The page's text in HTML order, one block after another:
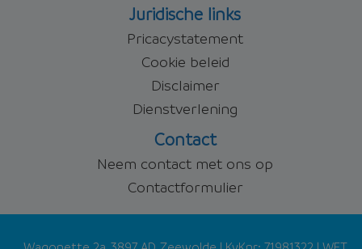
Juridische links
Pricacystatement
Cookie beleid
Disclaimer
Dienstverlening
Contact
Neem contact met ons op
Contactformulier